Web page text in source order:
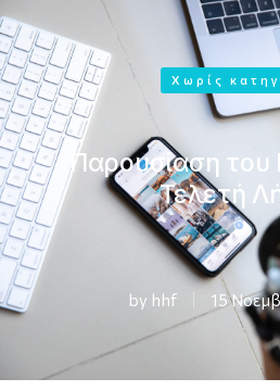
Χωρίς
Παρουσίαση του
Τελετή
by hhf 15